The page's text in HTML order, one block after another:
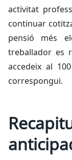
activitat
continuar
pensió més
treballador es
accedeix al
correspongui.